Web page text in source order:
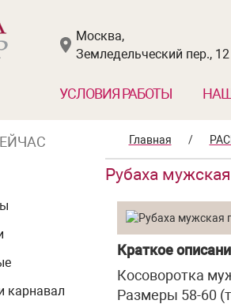
Москва,
Земледельческий пер., 12
УСЛОВИЯ РАБОТЫ
карнавал
Главная /
Рубаха
Краткое
Косоворотка
Размеры 58-60